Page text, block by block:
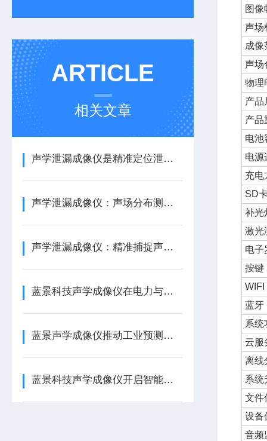
ARTICLE
相关文章
声学泄漏成像仪是精准定位泄漏的高效工具
声学泄漏成像仪：声场分布测量的专业仪器
声学泄漏成像仪：精准捕捉声场分布的“听诊器”
蓝景科技声学成像仪在电力与石化行业的实战价值
蓝景声学成像仪推动工业预测性维护革新
蓝景科技声学成像仪开启智能巡检新时代
图像
声场
成像
声场
物理
产品
产品
电池
电源
充电
SD
补光
激光
电子
按键
WIFI
蓝牙
系统
云服
离线
系统
文件
设备
音频